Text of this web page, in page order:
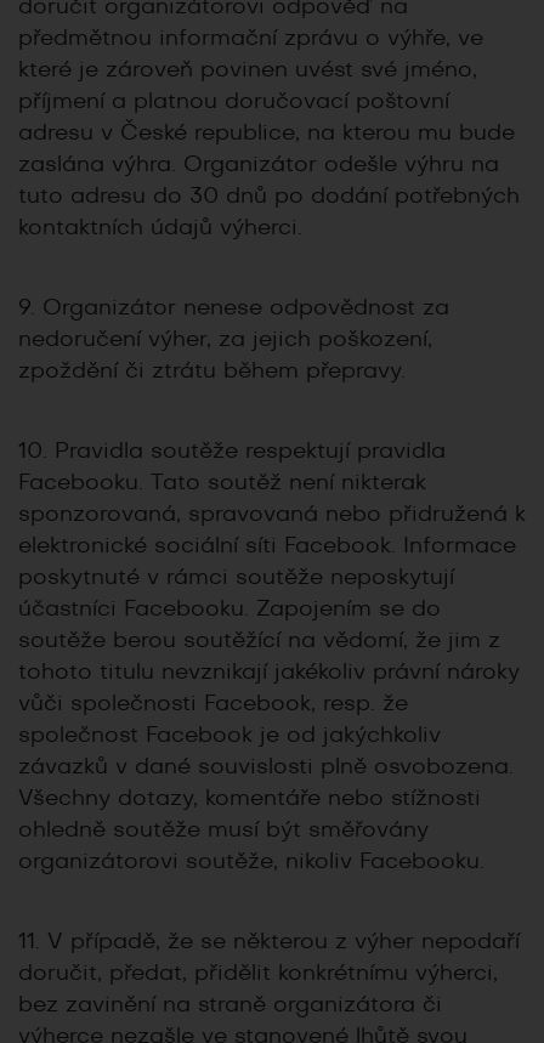
doručit organizátorovi odpověď na
předmětnou informační zprávu o výhře, ve
které je zároveň povinen uvést své jméno,
příjmení a platnou doručovací poštovní
adresu v České republice, na kterou mu bude
zaslána výhra. Organizátor odešle výhru na
tuto adresu do 30 dnů po dodání potřebných
kontaktních údajů výherci.
9. Organizátor nenese odpovědnost za
nedoručení výher, za jejich poškození,
zpoždění či ztrátu během přepravy.
10. Pravidla soutěže respektují pravidla
Facebooku. Tato soutěž není nikterak
sponzorovaná, spravovaná nebo přidružená k
elektronické sociální síti Facebook. Informace
poskytnuté v rámci soutěže neposkytují
účastníci Facebooku. Zapojením se do
soutěže berou soutěžící na vědomí, že jim z
tohoto titulu nevznikají jakékoliv právní nároky
vůči společnosti Facebook, resp. že
společnost Facebook je od jakýchkoliv
závazků v dané souvislosti plně osvobozena.
Všechny dotazy, komentáře nebo stížnosti
ohledně soutěže musí být směřovány
organizátorovi soutěže, nikoliv Facebooku.
11. V případě, že se některou z výher nepodaří
doručit, předat, přidělit konkrétnímu výherci,
bez zavinění na straně organizátora či
výherce nezašle ve stanovené lhůtě svou